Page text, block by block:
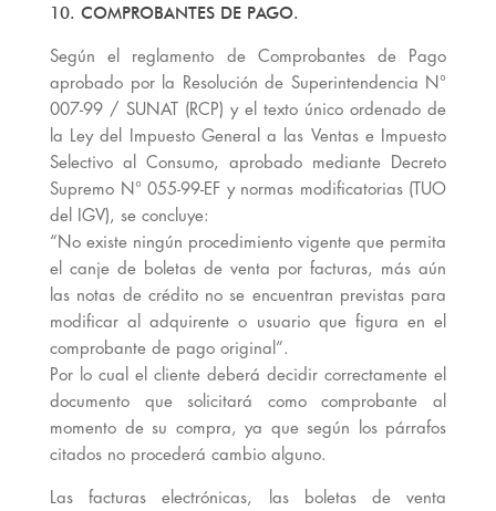
10. COMPROBANTES DE PAGO.
Según el reglamento de Comprobantes de Pago
aprobado por la Resolución de Superintendencia N°
007-99 / SUNAT (RCP) y el texto único ordenado de
la Ley del Impuesto General a las Ventas e Impuesto
Selectivo al Consumo, aprobado mediante Decreto
Supremo N° 055-99-EF y normas modificatorias (TUO
del IGV), se concluye:
“No existe ningún procedimiento vigente que permita
el canje de boletas de venta por facturas, más aún
las notas de crédito no se encuentran previstas para
modificar al adquirente o usuario que figura en el
comprobante de pago original”.
Por lo cual el cliente deberá decidir correctamente el
documento que solicitará como comprobante al
momento de su compra, ya que según los párrafos
citados no procederá cambio alguno.
Las facturas electrónicas, las boletas de venta